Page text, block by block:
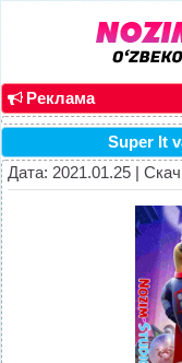
Реклама
Super It
Дата: 2021.01.25 |